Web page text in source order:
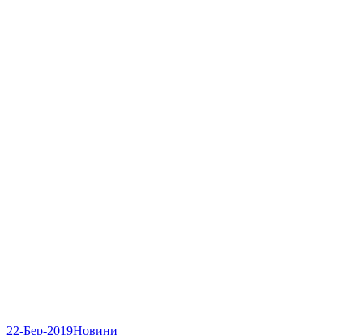
22-Бер-2019Новини